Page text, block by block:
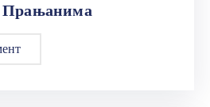
Прањанима